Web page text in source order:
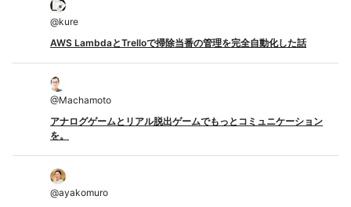
@kure
AWS LambdaとTrelloで掃除当番の管理を完全自動化した話
@Machamoto
アナログゲームとリアル脱出ゲームでもっとコミュニケーション
を。
@ayakomuro